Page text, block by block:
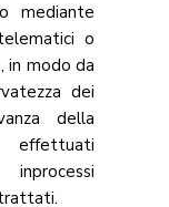
mediante
o
in modo da
dei
della